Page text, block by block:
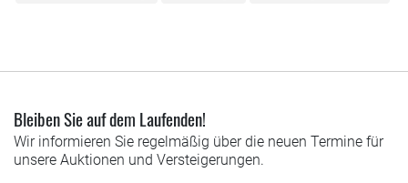
Bleiben Sie auf dem Laufenden!
Wir informieren Sie regelmäßig über die neuen Termine für
unsere Auktionen und Versteigerungen.